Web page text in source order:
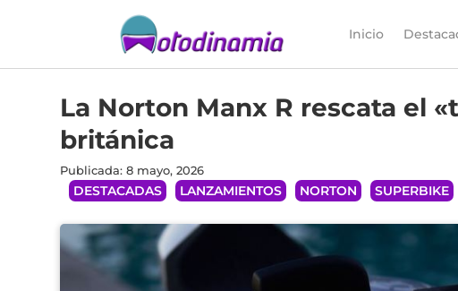
Inicio
La Norton Manx R rescata el
británica
Publicada: 8 mayo, 2026
DESTACADAS LANZAMIENTOS NORTON SUPERBIKE